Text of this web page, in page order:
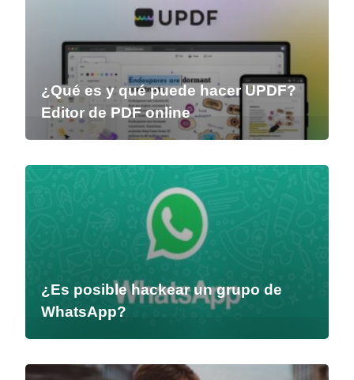
¿Qué es y qué puede hacer UPDF?
Editor de PDF online
¿Es posible hackear un grupo de
WhatsApp?